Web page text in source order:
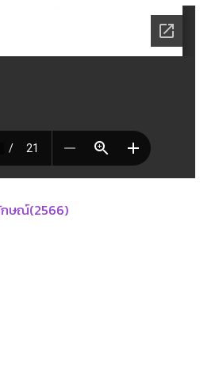
ษณ์(2566)